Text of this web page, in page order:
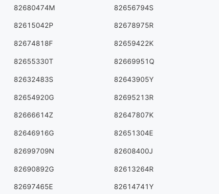
82680474M 82656794S
82615042P 82678975R
82674818F 82659422K
82655330T 82669951Q
82632483S 82643905Y
82654920G 82695213R
82666614Z 82647807K
82646916G 82651304E
82699709N 82608400J
82690892G 82613264R
82697465E 82614741Y